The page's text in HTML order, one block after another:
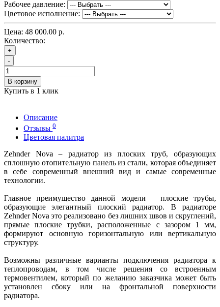
Рабочее давление:
Цветовое исполнение:
Цена: 48 000.00 р.
Количество:
+
-
В корзину
Купить в 1 клик
Описание
Отзывы 0
Цветовая палитра
Zehnder Nova – радиатор из плоских труб, образующих
сплошную отопительную панель из стали, которая объединяет
в себе современный внешний вид и самые современные
технологии.
Главное преимущество данной модели – плоские трубы,
образующие элегантный плоский радиатор. В радиаторе
Zehnder Nova это реализовано без лишних швов и скруглений,
прямые плоские трубки, расположенные с зазором 1 мм,
формируют основную горизонтальную или вертикальную
структуру.
Возможны различные варианты подключения радиатора к
теплопроводам, в том числе решения со встроенным
термовентилем, который по желанию заказчика может быть
установлен сбоку или на фронтальной поверхности
радиатора.